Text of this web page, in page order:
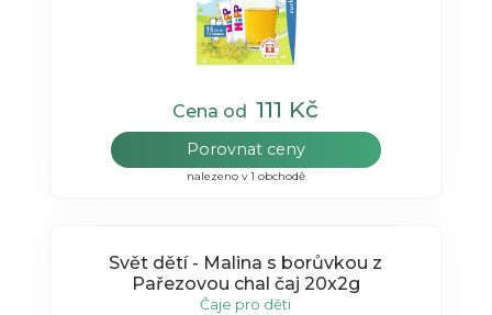
Cena od111 Kč
Porovnat ceny
nalezeno v 1 obchodě
Svět dětí - Malina s borůvkou z
Pařezovou chal čaj 20x2g
Čaje pro děti